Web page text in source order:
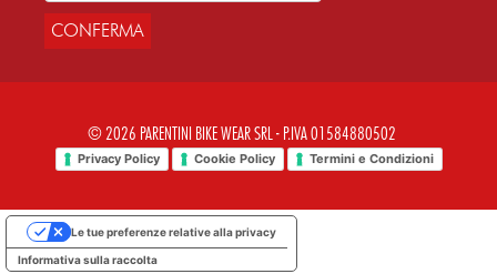
CONFERMA
© 2026 PARENTINI BIKE WEAR SRL - P.IVA 01584880502
Privacy Policy Cookie Policy Termini e Condizioni
Informativa sulla raccolta
Le tue preferenze relative alla privacy